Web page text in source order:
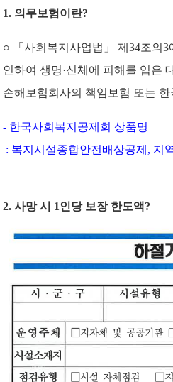
1. 의무보험이란?
○ 「사회복지사업법」 제 34조의 3
인하여 생명·신체에 피해를 입은
손해보험회사의 책임보험 또는
- 한국사회복지공제회 상품명
: 복지시설종합안전배상공제 , 지
2. 사망 시 1인당 보장 한도액?